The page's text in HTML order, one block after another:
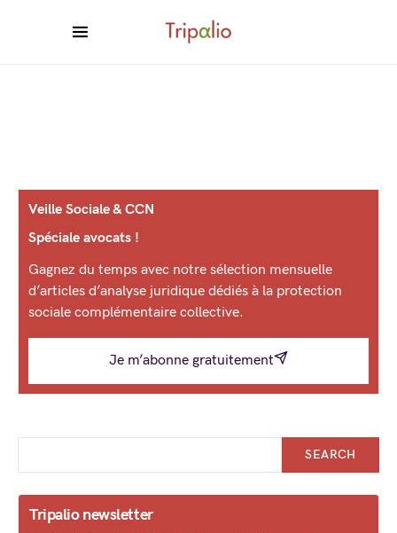
Veille Sociale & CCN
Spéciale avocats !
Gagnez du temps avec notre sélection mensuelle
d’articles d’analyse juridique dédiés à la protection
sociale complémentaire collective.
Je m’abonne gratuitement
SEARCH
Tripalio newsletter